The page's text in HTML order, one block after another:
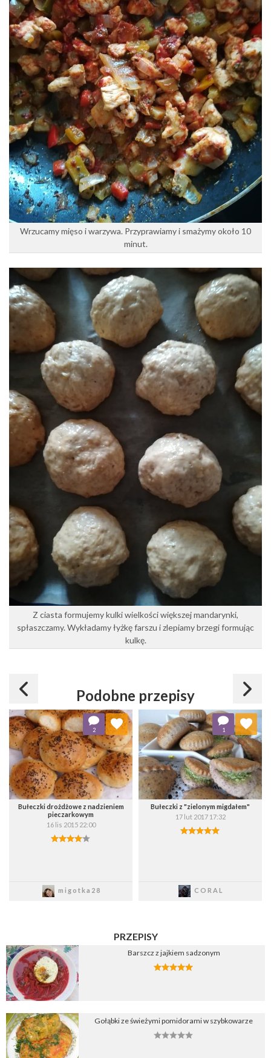
Wrzucamy mięso i warzywa. Przyprawiamy i smażymy około 10
minut.
Z ciasta formujemy kulki wielkości większej mandarynki,
spłaszczamy. Wykładamy łyżkę farszu i zlepiamy brzegi formując
kulkę.
Podobne przepisy
Bułeczki drożdżowe z nadzieniem
pieczarkowym
16 lis 2015 22:00
migotka28
2
Dodaj do ulubionych
Wybierz listę:
Zapisz
Bułeczki z "zielonym migdałem"
17 lut 2017 17:32
CORAL
1
Dodaj do ulubionych
Wybierz listę:
Zapisz
PRZEPISY
Barszcz z jajkiem sadzonym
Gołąbki ze świeżymi pomidorami w szybkowarze